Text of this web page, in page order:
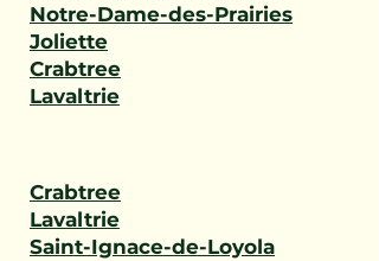
Notre-Dame-des-Prairies
Joliette
Crabtree
Lavaltrie
Crabtree
Lavaltrie
Saint-Ignace-de-Loyola